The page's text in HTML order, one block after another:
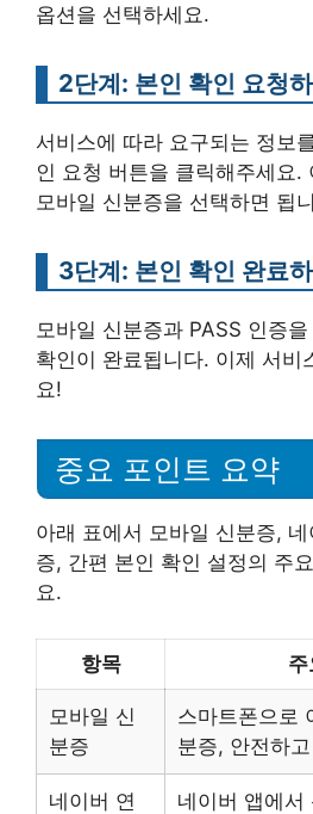
옵션을 선택하세요.
2단계: 본인 확인 요청
서비스에 따라 요구되는 정보
인 요청 버튼을 클릭해주세요.
모바일 신분증을 선택하면 됩
3단계: 본인 확인 완료
모바일 신분증과 PASS 인증
확인이 완료됩니다. 이제 서비
요!
중요 포인트 요약
아래 표에서 모바일 신분증,
증, 간편 본인 확인 설정의 주
요.
항목
모바일 신
분증
스마트폰으로
분증, 안전하
네이버 연
네이버 앱에서